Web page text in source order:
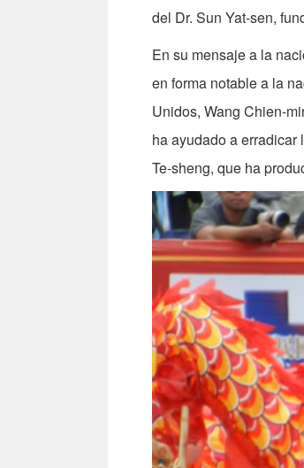
del Dr. Sun Yat-sen,
En su mensaje a la
en forma notable a la
Unidos, Wang Chien-
ha ayudado a
Te-sheng, que ha